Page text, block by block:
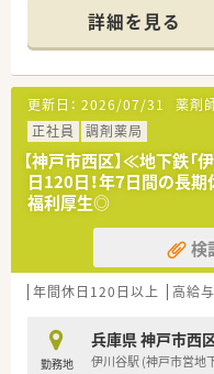
■研修制度は様々な
講可能な研修も幅広
■店舗で活躍する従業
となる従業員など、
を用意されています
■総合薬剤師・調剤薬
の働き方を選択できま
■調剤併設型だけでな
地内薬局」「訪問調剤
ます
■在宅医療にも積極的
50店舗以上、無菌調
■「プラチナくるみん
法人部門）認定」等
されています
があるのも特徴です
詳細を見る
更新日： 2026/07/31 薬剤
正社員
調剤薬局
【神戸市西区】≪地下鉄
日120日！年7日間の長
福利厚生◎
検
年間休日120日以上 高給
勤務地
兵庫県 神戸市西
伊川谷駅 (神戸市営地